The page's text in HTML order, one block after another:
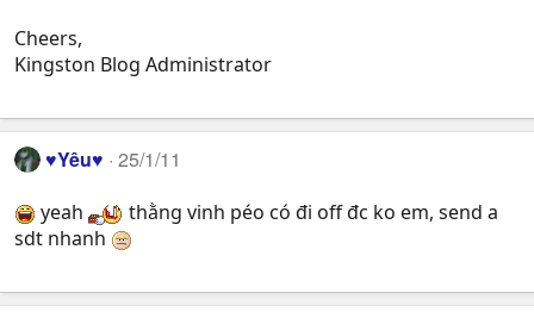
Cheers,
Kingston Blog Administrator
♥Yêu♥ 25/1/11
yeah
thằng vinh péo có đi off đc ko em, send a
sdt nhanh